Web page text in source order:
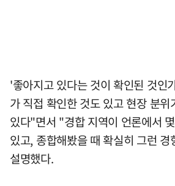
'좋아지고 있다는 것이 확인된 것인
가 직접 확인한 것도 있고 현장 분
있다"면서 "경합 지역이 언론에서
있고, 종합해봤을 때 확실히 그런
설명했다.